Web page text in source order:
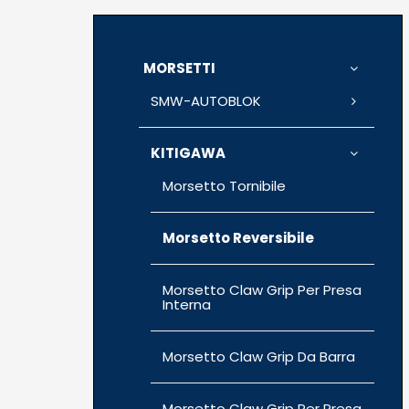
MORSETTI
SMW-AUTOBLOK
KITIGAWA
Morsetto Tornibile
Morsetto Reversibile
Morsetto Claw Grip Per Presa
Interna
Morsetto Claw Grip Da Barra